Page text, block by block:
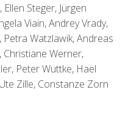
Steger, Jürgen
Viain, Andrey Vrady,
Watzlawik, Andreas
Christiane Werner,
Peter Wuttke, Hael
Zille, Constanze Zorn